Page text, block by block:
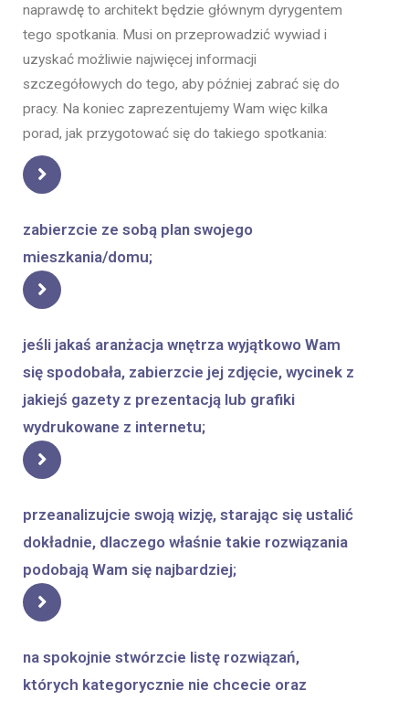
naprawdę to architekt będzie głównym dyrygentem
tego spotkania. Musi on przeprowadzić wywiad i
uzyskać możliwie najwięcej informacji
szczegółowych do tego, aby później zabrać się do
pracy. Na koniec zaprezentujemy Wam więc kilka
porad, jak przygotować się do takiego spotkania:
zabierzcie ze sobą plan swojego
mieszkania/domu;
jeśli jakaś aranżacja wnętrza wyjątkowo Wam
się spodobała, zabierzcie jej zdjęcie, wycinek z
jakiejś gazety z prezentacją lub grafiki
wydrukowane z internetu;
przeanalizujcie swoją wizję, starając się ustalić
dokładnie, dlaczego właśnie takie rozwiązania
podobają Wam się najbardziej;
na spokojnie stwórzcie listę rozwiązań,
których kategorycznie nie chcecie oraz